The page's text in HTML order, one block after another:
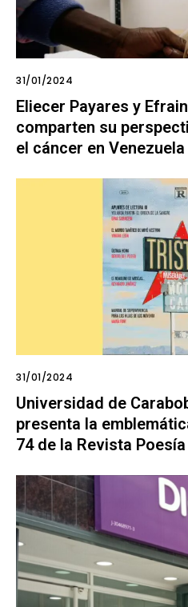
31/01/2024
Eliecer Payares y
comparten su
el cáncer en Venezuela
31/01/2024
Universidad de
presenta la
74 de la Revista Poesía